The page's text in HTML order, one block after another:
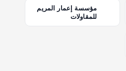
مؤسسة إعمار المريم
للمقاولات